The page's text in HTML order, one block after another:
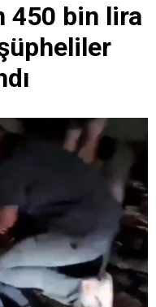
450 bin lira